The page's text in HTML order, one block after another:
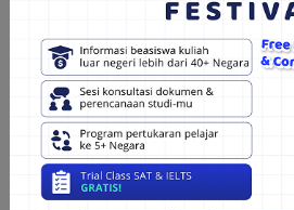
cakupan beasiswa yang diberikan:
Biaya pendidikan (biaya kuliah di
pendaftaran dan tes bahasa
bahan ajar).
Tunjangan hidup bulanan yang
hidup di negara tujuan.
Asuransi kesehatan dan kecelakaan.
Biaya visa.